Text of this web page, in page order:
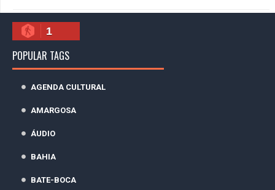
1
POPULAR TAGS
AGENDA CULTURAL
AMARGOSA
ÁUDIO
BAHIA
BATE-BOCA